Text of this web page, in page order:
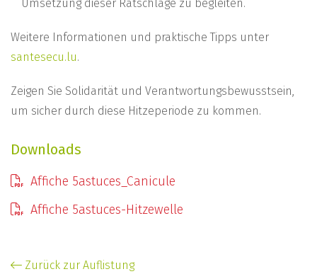
Umsetzung dieser Ratschläge zu begleiten.
Weitere Informationen und praktische Tipps unter
santesecu.lu.
Zeigen Sie Solidarität und Verantwortungsbewusstsein,
um sicher durch diese Hitzeperiode zu kommen.
Downloads
Affiche 5astuces_Canicule
Affiche 5astuces-Hitzewelle
Zurück zur Auflistung